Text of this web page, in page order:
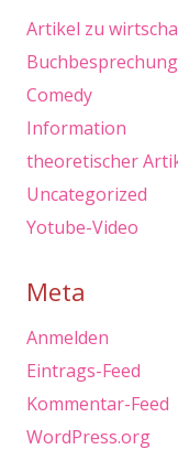
Artikel zu
Comedy
Information
theoretischer
Uncategorized
Yotube-Video
Meta
Anmelden
Eintrags-Feed
Kommentar-Feed
WordPress.org